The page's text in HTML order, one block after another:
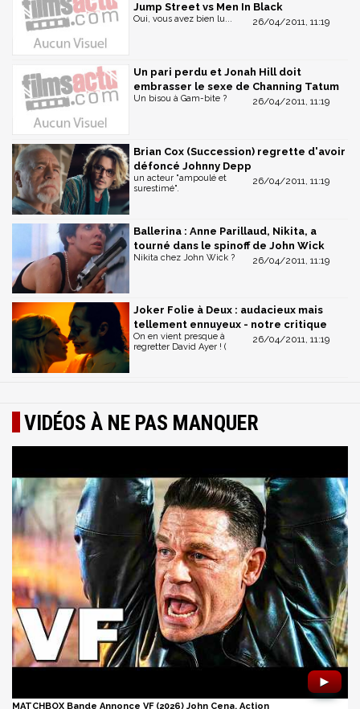
Jump Street vs Men In Black
26/04/2011, 11:19
Oui, vous avez bien lu...
Un pari perdu et Jonah Hill doit
embrasser le sexe de Channing Tatum
26/04/2011, 11:19
Un bisou à Gam-bite ?
Brian Cox (Succession) regrette d'avoir
défoncé Johnny Depp
26/04/2011, 11:19
un acteur "ampoulé et
surestimé".
Ballerina : Anne Parillaud, Nikita, a
tourné dans le spinoff de John Wick
26/04/2011, 11:19
Nikita chez John Wick ?
Joker Folie à Deux : audacieux mais
tellement ennuyeux - notre critique
26/04/2011, 11:19
On en vient presque à
regretter David Ayer ! (
VIDÉOS À NE PAS MANQUER
►
MATCHBOX Bande Annonce VF (2026) John Cena, Action